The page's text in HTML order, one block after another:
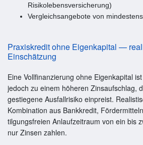
Risikolebensversicherung)
Vergleichsangebote von
Praxiskredit ohne Eigenkapital —
Einschätzung
Eine Vollfinanzierung ohne Eigenkapital
jedoch zu einem höheren Zinsaufschlag,
gestiegene Ausfallrisiko einpreist.
Kombination aus Bankkredit,
tilgungsfreien Anlaufzeitraum von ein bis
nur Zinsen zahlen.